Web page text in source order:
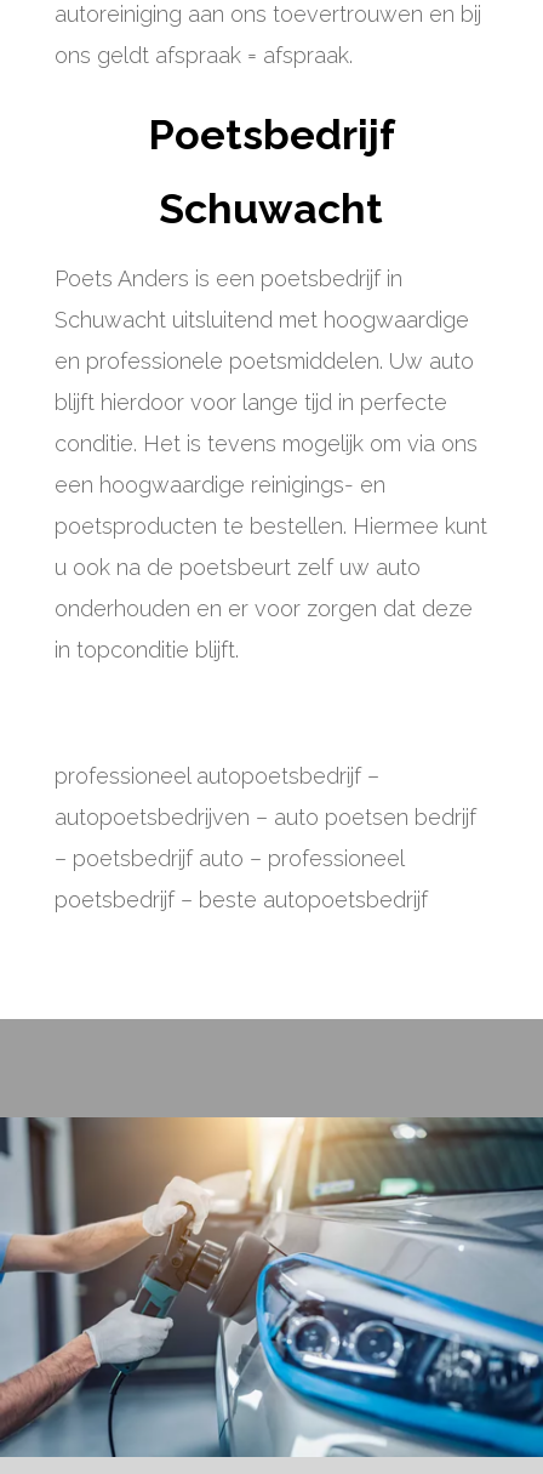
autoreiniging aan ons toevertrouwen en bij
ons geldt afspraak = afspraak.
Poetsbedrijf
Schuwacht
Poets Anders is een poetsbedrijf in
Schuwacht uitsluitend met hoogwaardige
en professionele poetsmiddelen. Uw auto
blijft hierdoor voor lange tijd in perfecte
conditie. Het is tevens mogelijk om via ons
een hoogwaardige reinigings- en
poetsproducten te bestellen. Hiermee kunt
u ook na de poetsbeurt zelf uw auto
onderhouden en er voor zorgen dat deze
in topconditie blijft.
professioneel autopoetsbedrijf–
autopoetsbedrijven – auto poetsen bedrijf
– poetsbedrijf auto – professioneel
poetsbedrijf – beste autopoetsbedrijf